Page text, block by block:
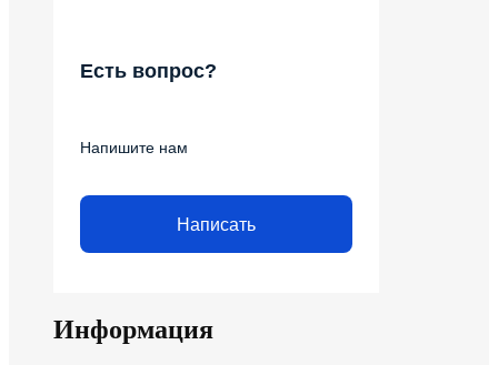
Есть вопрос?
Напишите нам
Написать
Информация